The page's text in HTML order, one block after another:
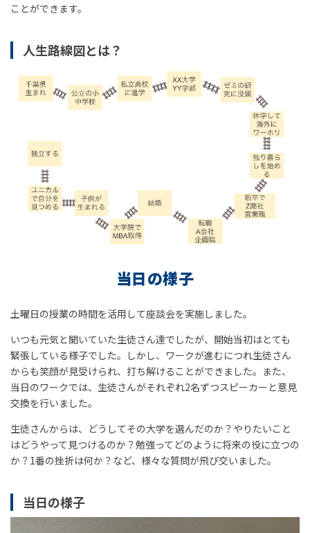
ことができます。
人生路線図とは？
当日の様子
土曜日の授業の時間を活用して座談会を実施しました。
いつも元気と聞いていた生徒さん達でしたが、開始当初はとても
緊張している様子でした。しかし、ワークが進むにつれ生徒さん
からも笑顔が見受けられ、打ち解けることができました。また、
当日のワークでは、生徒さんがそれぞれ2名ずつスピーカーと意見
交換を行いました。
生徒さんからは、どうしてその大学を選んだのか？やりたいこと
はどうやって見つけるのか？勉強ってどのように将来の役に立つの
か？1番の挫折は何か？など、様々な質問が飛び交いました。
当日の様子